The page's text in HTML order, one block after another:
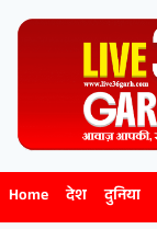
Home देश दुनिया